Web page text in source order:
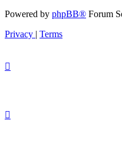
Powered by phpBB® Forum
Privacy | Terms